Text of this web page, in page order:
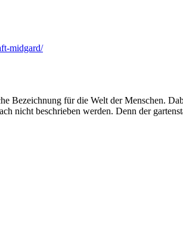
midgard/
Bezeichnung für die Welt der Menschen.
nicht beschrieben werden. Denn der